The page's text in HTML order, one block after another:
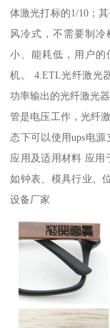
体激光打标的1/10；
风冷式，不需要制
小、能耗低，用户
机。 4.ETL光纤激光
功率输出的光纤激光
管是电压工作，光纤
态下可以使用ups电
应用及适用材料 应用
如钟表、模具行业、
设备厂家